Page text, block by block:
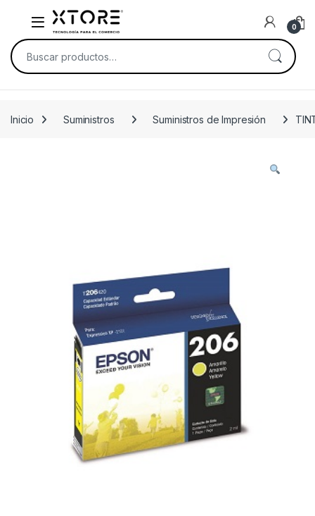
Skip to navigation
Skip to content
0
Buscar por:
Inicio Suministros Suministros de Impresión